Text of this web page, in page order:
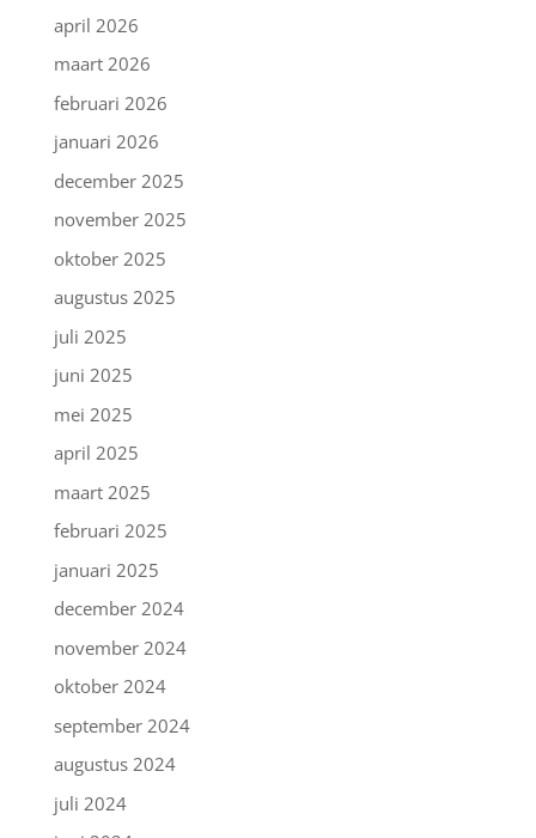
april 2026
maart 2026
februari 2026
januari 2026
december 2025
november 2025
oktober 2025
augustus 2025
juli 2025
juni 2025
mei 2025
april 2025
maart 2025
februari 2025
januari 2025
december 2024
november 2024
oktober 2024
september 2024
augustus 2024
juli 2024